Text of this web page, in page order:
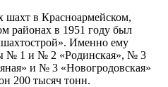
шахт в Красноармейском,
районах в 1951 году был
Именно ему
№ 1 и № 2 «Родинская», № 3
и № 3 «Новогродовская»
200 тысяч тонн.